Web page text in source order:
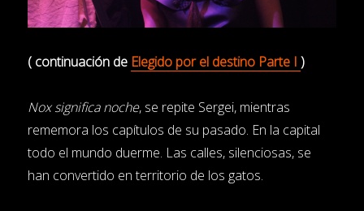
( continuación de Elegido por el destino Parte I)
Nox significa noche, se repite Sergei, mientras
rememora los capítulos de su pasado. En la capital
todo el mundo duerme. Las calles, silenciosas, se
han convertido en territorio de los gatos.